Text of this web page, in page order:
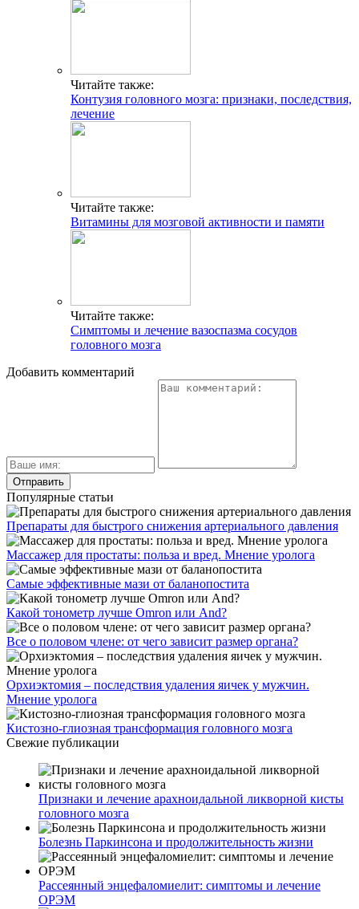
Читайте также:
Контузия головного мозга: признаки, последствия,
лечение
Читайте также:
Витамины для мозговой активности и памяти
Читайте также:
Симптомы и лечение вазоспазма сосудов
головного мозга
Добавить комментарий
Популярные статьи
Препараты для быстрого снижения артериального давления
Массажер для простаты: польза и вред. Мнение уролога
Самые эффективные мази от баланопостита
Какой тонометр лучше Omron или And?
Все о половом члене: от чего зависит размер органа?
Орхиэктомия – последствия удаления яичек у мужчин.
Мнение уролога
Кистозно-глиозная трансформация головного мозга
Свежие публикации
Признаки и лечение арахноидальной ликворной кисты
головного мозга
Болезнь Паркинсона и продолжительность жизни
Рассеянный энцефаломиелит: симптомы и лечение
ОРЭМ